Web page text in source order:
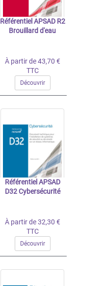
Référentiel APSAD R2
Brouillard d'eau
À partir de 43,70 €
TTC
Découvrir
Référentiel APSAD
D32 Cybersécurité
À partir de 32,30 €
TTC
Découvrir